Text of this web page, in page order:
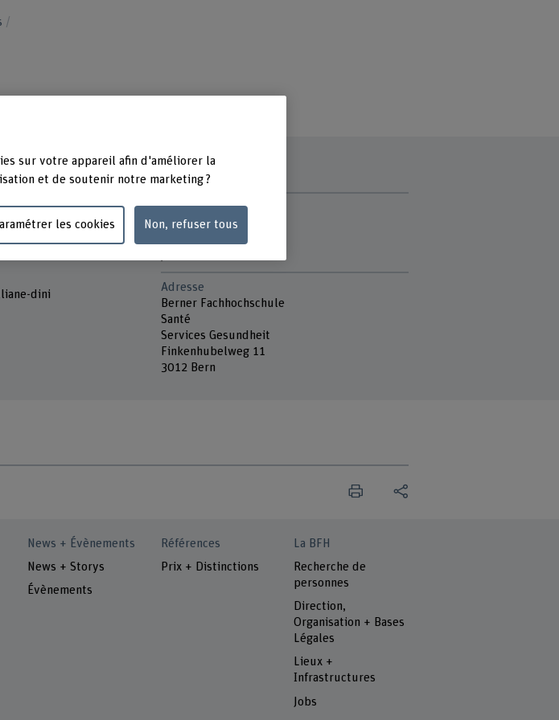
dini
Présence
Lundi
Adresse
Berner Fachhochschule
Santé
Services Gesundheit
Finkenhubelweg 11
3012 Bern
News + Évènements
News + Storys
Évènements
Références
Prix + Distinctions
La BFH
Recherche de
personnes
Direction,
Organisation + Bases
Légales
Lieux +
Infrastructures
Jobs
sur votre appareil afin d'améliorer la
et de soutenir notre marketing ?
les cookies Non, refuser tous